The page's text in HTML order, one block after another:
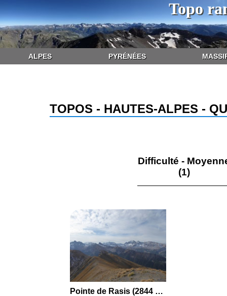
Topo
ALPES PYRÉNÉES
TOPOS - HAUTES-ALPES -
Difficulté -
(1)
Pointe de Rasis (2844 m) et la Rousse (2780 m) par le Vallon du Torrent du Vallon depuis la Rua (Molines-en-Queyras)